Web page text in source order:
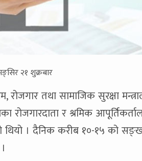
२१ शुक्रबार
रोजगार तथा सामाजिक सुरक्षा
रोजगारदाता र श्रमिक
थियो । दैनिक करीब १०-१५ को